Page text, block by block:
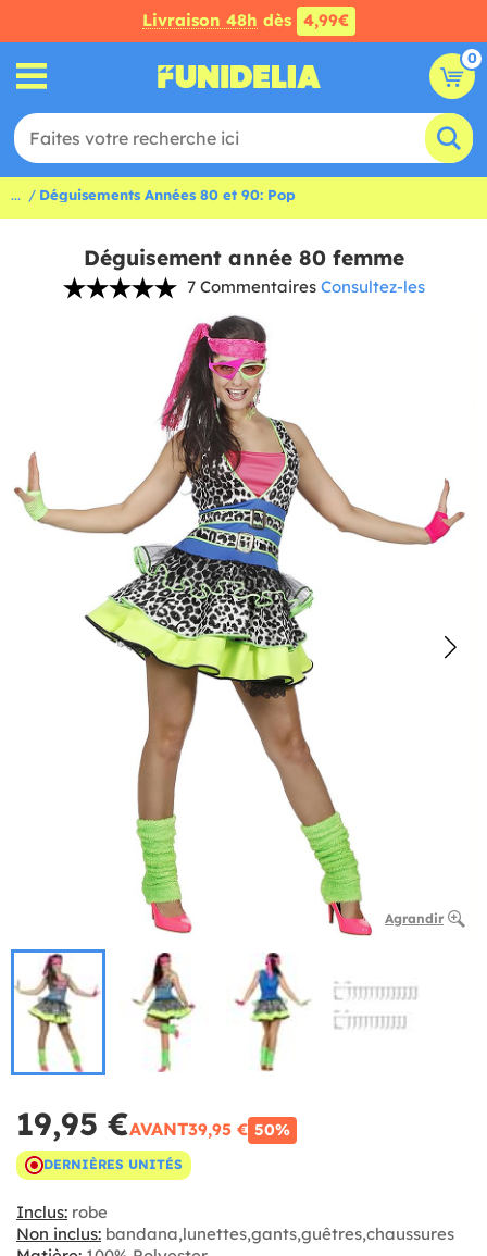
Livraison 48h dès 4,99€
0
... Déguisements Années 80 et 90: Pop
Déguisement année 80 femme
7 Commentaires Consultez-les
Agrandir
19,95 €AVANT39,95 € 50%
DERNIÈRES UNITÉS
Inclus: robe
Non inclus: bandana,lunettes,gants,guêtres,chaussures